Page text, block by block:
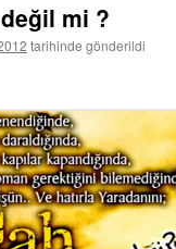
mi ?
tarihinde gönderildi